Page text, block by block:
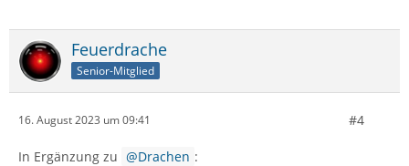
Feuerdrache
Senior-Mitglied
16. August 2023 um 09:41 #4
In Ergänzung zu Drachen :